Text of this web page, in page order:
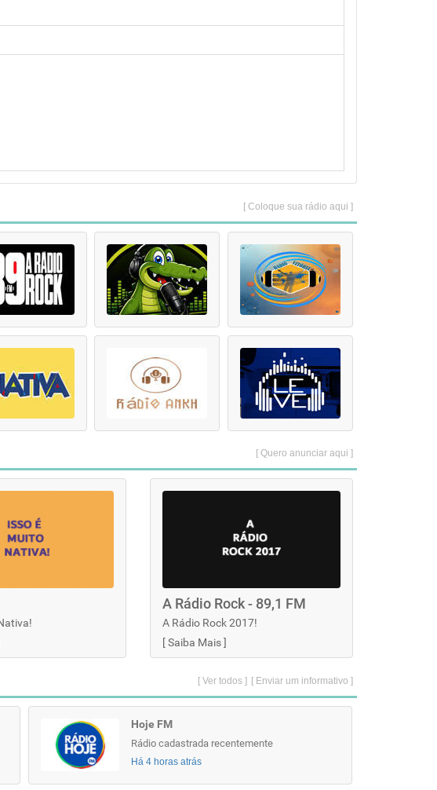
[ Coloque sua rádio aqui ]
[ Quero anunciar aqui ]
A Rádio Rock - 89,1 FM
A Rádio Rock 2017!
[Saiba Mais]
[ Enviar um informativo ]
[ Ver todos ]
Hoje FM
Rádio cadastrada recentemente
Há 4 horas atrás